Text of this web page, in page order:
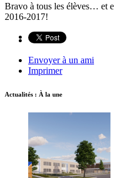
Bravo à tous les élèves… et
2016-2017!
Envoyer à un ami
Imprimer
Actualités : À la une